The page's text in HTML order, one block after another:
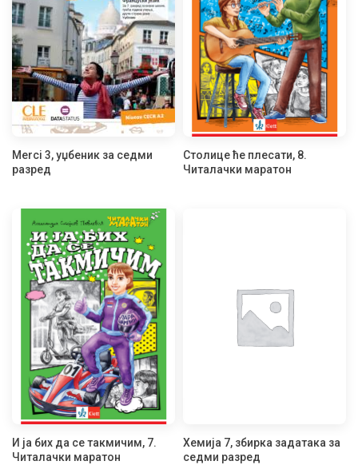
Merci 3, уџбеник за седми
разред
Столице ће плесати, 8.
Читалачки маратон
И ја бих да се такмичим, 7.
Читалачки маратон
Хемија 7, збирка задатака за
седми разред